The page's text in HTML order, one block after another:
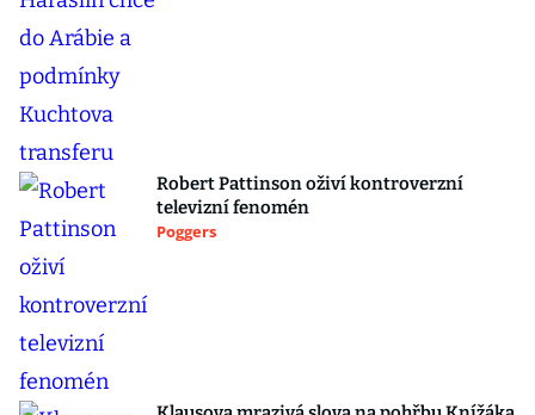
Robert Pattinson oživí kontroverzní
televizní fenomén
Poggers